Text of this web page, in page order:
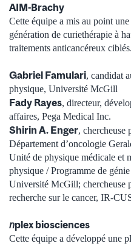
AIM-Brachy
Cette équipe a mis au point
génération de curiethérapie à
traitements anticancéreux ciblés.
Gabriel Famulari, candidat
physique, Université McGill
Fady Rayes, directeur,
affaires, Pega Medical Inc.
Shirin A. Enger, chercheuse
Département d’oncologie
Unité de physique médicale et
physique / Programme de
Université McGill; chercheuse
recherche sur le cancer, IR-
nplex biosciences
Cette équipe a développé une